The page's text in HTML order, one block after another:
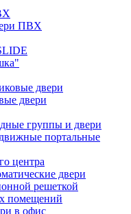
ПВХ
двери
двери
группы и двери
портальные
центра
двери
решеткой
помещений
в офис